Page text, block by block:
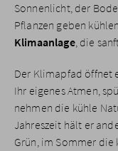
Sonnenlicht, der
Pflanzen geben
Klimaanlage, die
Der Klimapfad öffnet
Ihr eigenes Atmen,
nehmen die kühle
Jahreszeit hält er
Grün, im Sommer